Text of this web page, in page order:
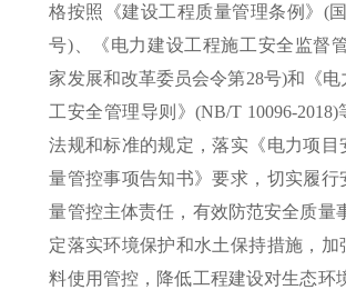
格按照《建设工程质量管理条例》(
号)、《电力建设工程施工安全监督
家发展和改革委员会令第28号)和《
工安全管理导则》(NB/T 10096-2018)
法规和标准的规定，落实《电力项目
量管控事项告知书》要求，切实履行
量管控主体责任，有效防范安全质量
定落实环境保护和水土保持措施，加
料使用管控，降低工程建设对生态环